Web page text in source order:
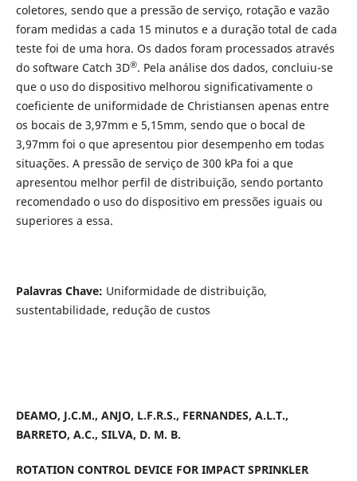
coletores, sendo que a pressão de serviço, rotação e vazão
foram medidas a cada 15 minutos e a duração total de cada
teste foi de uma hora. Os dados foram processados através
do software Catch 3D®. Pela análise dos dados, concluiu-se
que o uso do dispositivo melhorou significativamente o
coeficiente de uniformidade de Christiansen apenas entre
os bocais de 3,97mm e 5,15mm, sendo que o bocal de
3,97mm foi o que apresentou pior desempenho em todas
situações. A pressão de serviço de 300 kPa foi a que
apresentou melhor perfil de distribuição, sendo portanto
recomendado o uso do dispositivo em pressões iguais ou
superiores a essa.
Palavras Chave: Uniformidade de distribuição,
sustentabilidade, redução de custos
DEAMO, J.C.M., ANJO, L.F.R.S., FERNANDES, A.L.T.,
BARRETO, A.C., SILVA, D. M. B.
ROTATION CONTROL DEVICE FOR IMPACT SPRINKLER